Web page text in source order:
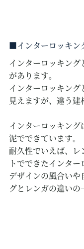
インターロッキ
インターロッキン
があります。
インターロッキン
見えますが、違う建
インターロッキン
泥でできています。
耐久性でいえば、
トでできたインター
デザインの風合い
グとレンガの違いの